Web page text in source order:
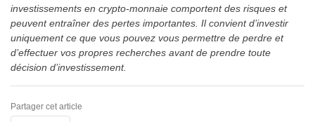
investissements en crypto-monnaie comportent des risques et
peuvent entraîner des pertes importantes. Il convient d’investir
uniquement ce que vous pouvez vous permettre de perdre et
d’effectuer vos propres recherches avant de prendre toute
décision d’investissement.
Partager cet article